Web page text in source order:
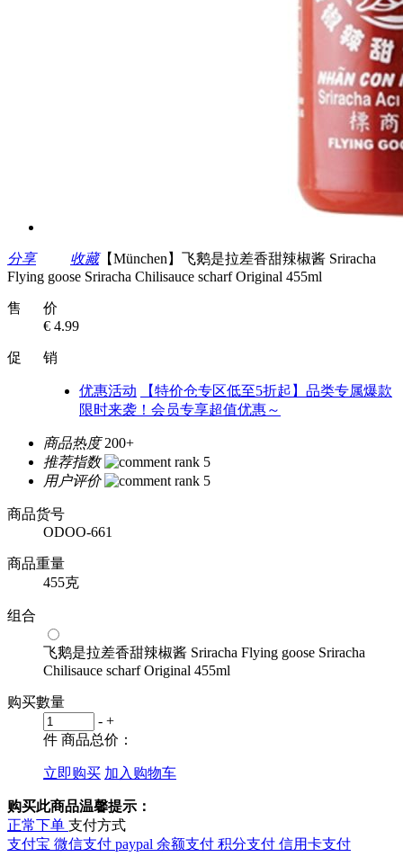
分享 收藏【München】飞鹅是拉差香甜辣椒酱 Sriracha
Flying goose Sriracha Chilisauce scharf Original 455ml
售 价
€ 4.99
促 销
优惠活动
【特价仓专区低至5折起】品类专属爆款
限时来袭！会员专享超值优惠～
商品热度 200+
推荐指数
用户评价
商品货号
ODOO-661
商品重量
455克
组合
飞鹅是拉差香甜辣椒酱 Sriracha Flying goose Sriracha
Chilisauce scharf Original 455ml
购买數量
- +
件 商品总价：
立即购买 加入购物车
购买此商品温馨提示：
正常下单 支付方式
支付宝 微信支付 paypal 余额支付 积分支付 信用卡支付